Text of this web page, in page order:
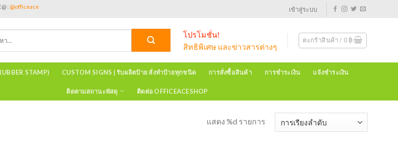
: @officeace เข้าสู่ระบบ
โปรโมชั่น!
สิทธิพิเศษ และข่าวสารต่างๆ
ตะกร้าสินค้า / 0฿
STAMP) CUSTOM SIGNS | รับผลิตป้าย สั่งทำป้ายทุกชนิด การสั่งซื้อสินค้า การชำระเงิน แจ้งชำระเงิน
ติดตามสถานะพัสดุ ติดต่อ OFFICEACESHOP
แสดง %d รายการ